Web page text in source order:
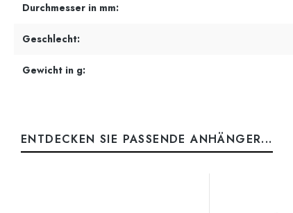
Durchmesser in mm:
Geschlecht:
Gewicht in g:
ENTDECKEN SIE PASSENDE ANHÄNGER...